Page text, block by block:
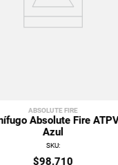
ABSOLUTE FIRE
Absolute Fire
Azul
SKU:
$98.710